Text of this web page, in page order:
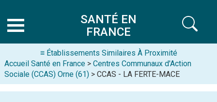
SANTÉ EN
FRANCE
≡ Établissements Similaires À Proximité
Accueil Santé en France > Centres Communaux d'Action
Sociale (CCAS) Orne (61) > CCAS - LA FERTE-MACE